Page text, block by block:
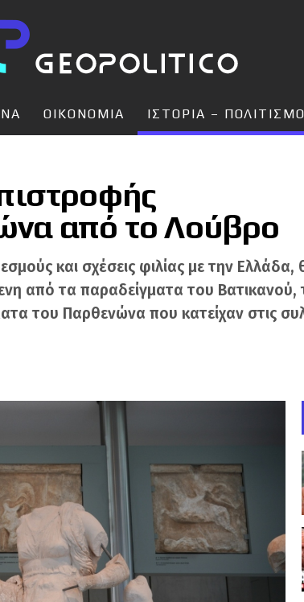
ΟΙΚΟΝΟΜΙΑ ΙΣΤΟΡΙΑ –
από το Λούβρο
και σχέσεις φιλίας με την
από τα παραδείγματα του Βατικανού,
του Παρθενώνα που κατείχαν στις